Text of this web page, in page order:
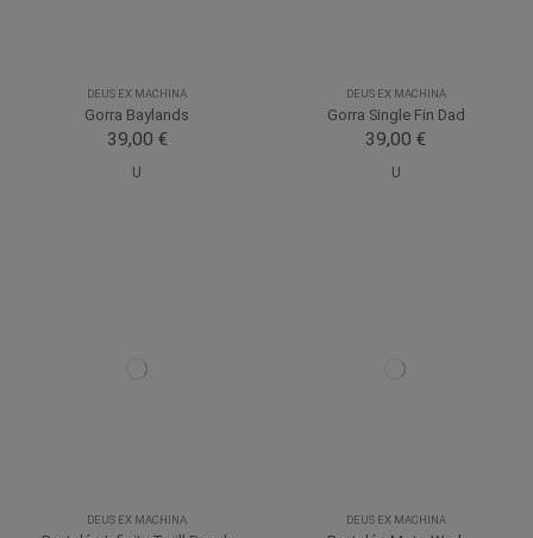
DEUS EX MACHINA
Gorra Baylands
39,00 €
U
DEUS EX MACHINA
Gorra Single Fin Dad
39,00 €
U
DEUS EX MACHINA DEUS EX MACHINA